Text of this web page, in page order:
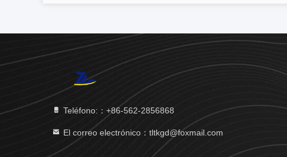
Teléfono:：+86-562-2856868
El correo electrónico：tltkgd@foxmail.com